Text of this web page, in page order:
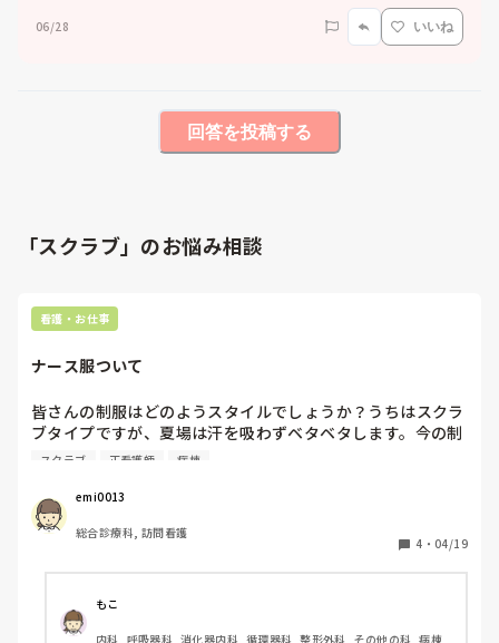
06/28 いいね
回答を投稿する
「スクラブ」のお悩み相談
看護・お仕事
ナース服ついて
皆さんの制服はどのようスタイルでしょうか？うちはスクラ
ブタイプですが、夏場は汗を吸わずベタベタします。今の制
服が廃盤になるみたいで、新しい制服のアンケートがありま
能(ポケット多め)など教えてください。
スクラブ 正看護師 病棟
emi0013
総合診療科, 訪問看護
4 ・ 04/19
もこ
内科, 呼吸器科, 消化器内科, 循環器科, 整形外科, その他の科, 病棟